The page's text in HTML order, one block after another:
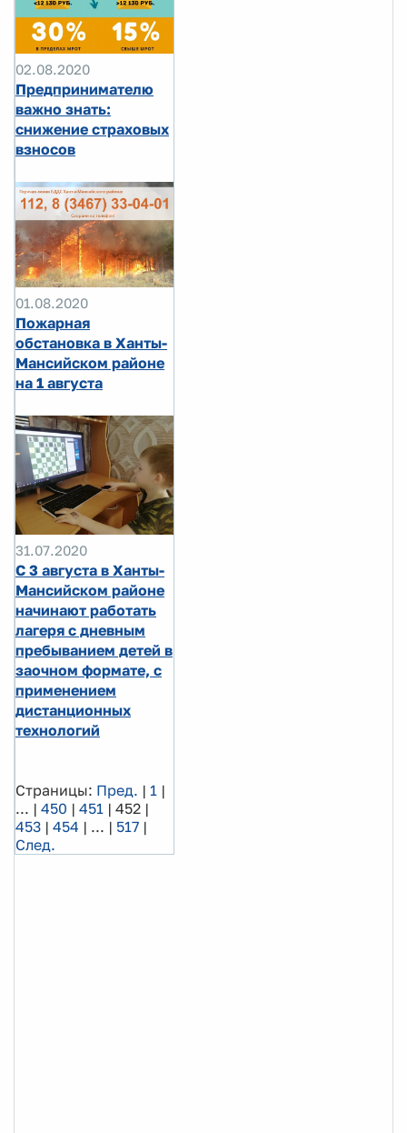
02.08.2020
Предпринимателю
важно знать:
снижение страховых
взносов
01.08.2020
Пожарная
обстановка в Ханты-
Мансийском районе
на 1 августа
31.07.2020
С 3 августа в Ханты-
Мансийском районе
начинают работать
лагеря с дневным
пребыванием детей в
заочном формате, с
применением
дистанционных
технологий
Страницы: Пред. | 1 |
... | 450 | 451 | 452 |
453 | 454 | ... | 517 |
След.